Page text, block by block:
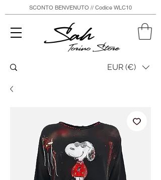
Sah
Torino Store
SCONTO BENVENUTO // Codice WLC10
EUR (€)